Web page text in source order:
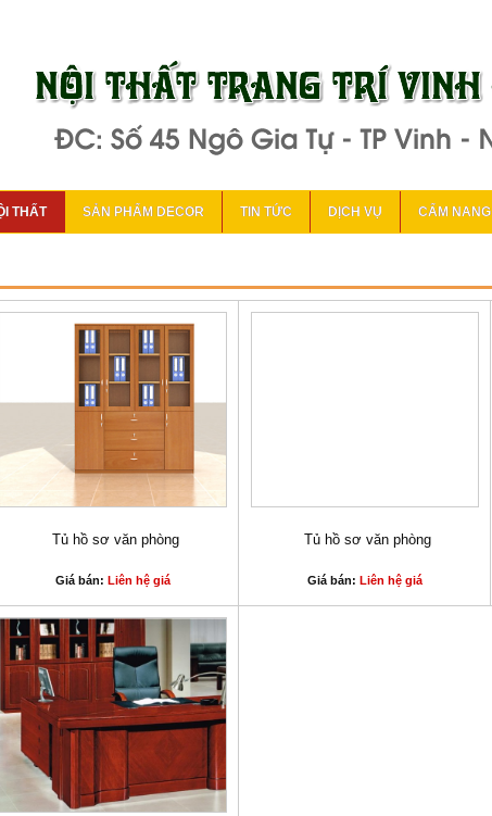
THẤT SẢN PHẨM DECOR TIN TỨC DỊCH VỤ CẨM NANG
Tủ hồ sơ văn phòng
Giá bán: Liên hệ giá
Tủ hồ sơ văn phòng
Giá bán: Liên hệ giá